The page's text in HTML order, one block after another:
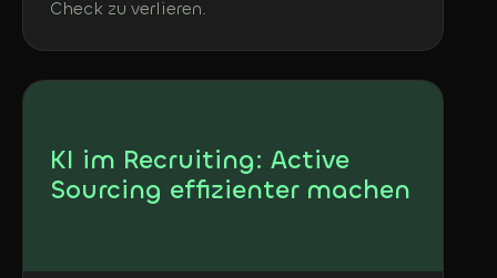
Check zu verlieren.
KI im Recruiting: Active
Sourcing effizienter machen